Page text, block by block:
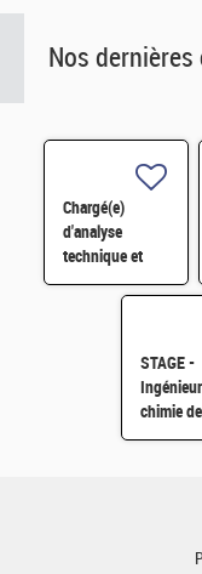
Nos
Chargé(e)
d'analyse
technique et
financière des
contrats de
électromécanique
STAGE -
Ingénieur
chimie